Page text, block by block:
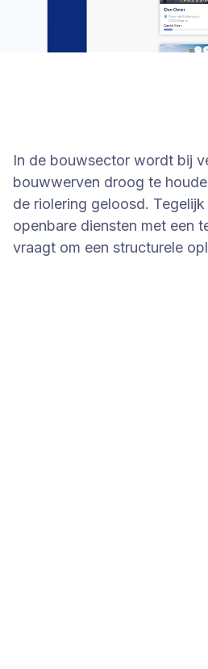
In de bouwsector wordt bij
bouwwerven droog te
de riolering geloosd.
openbare diensten met een
vraagt om een structurele